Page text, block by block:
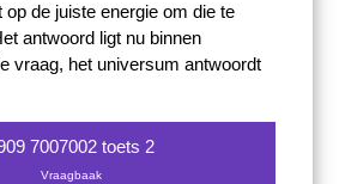
op de juiste energie om die te
antwoord ligt nu binnen
vraag, het universum antwoordt
7007002 toets 2
Vraagbaak